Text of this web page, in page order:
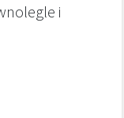
i